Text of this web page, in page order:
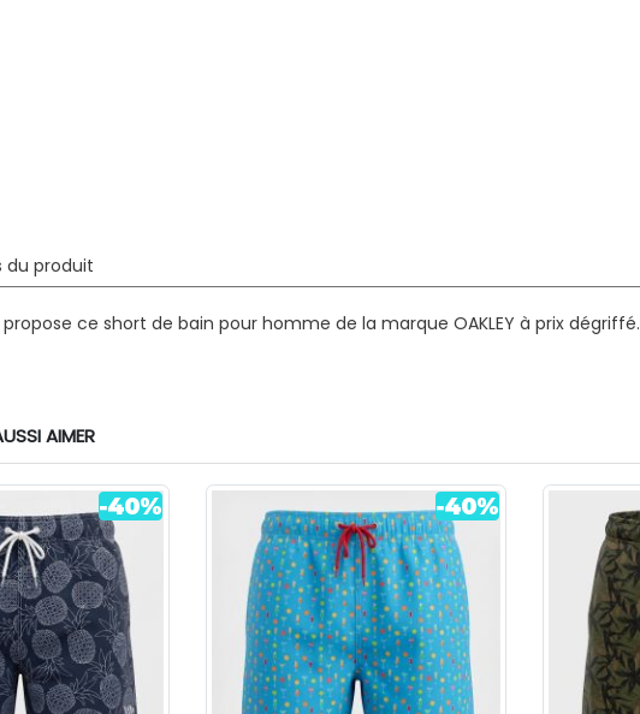
du produit
ce short de bain pour homme de la marque OAKLEY à prix dégriffé.
AIMER